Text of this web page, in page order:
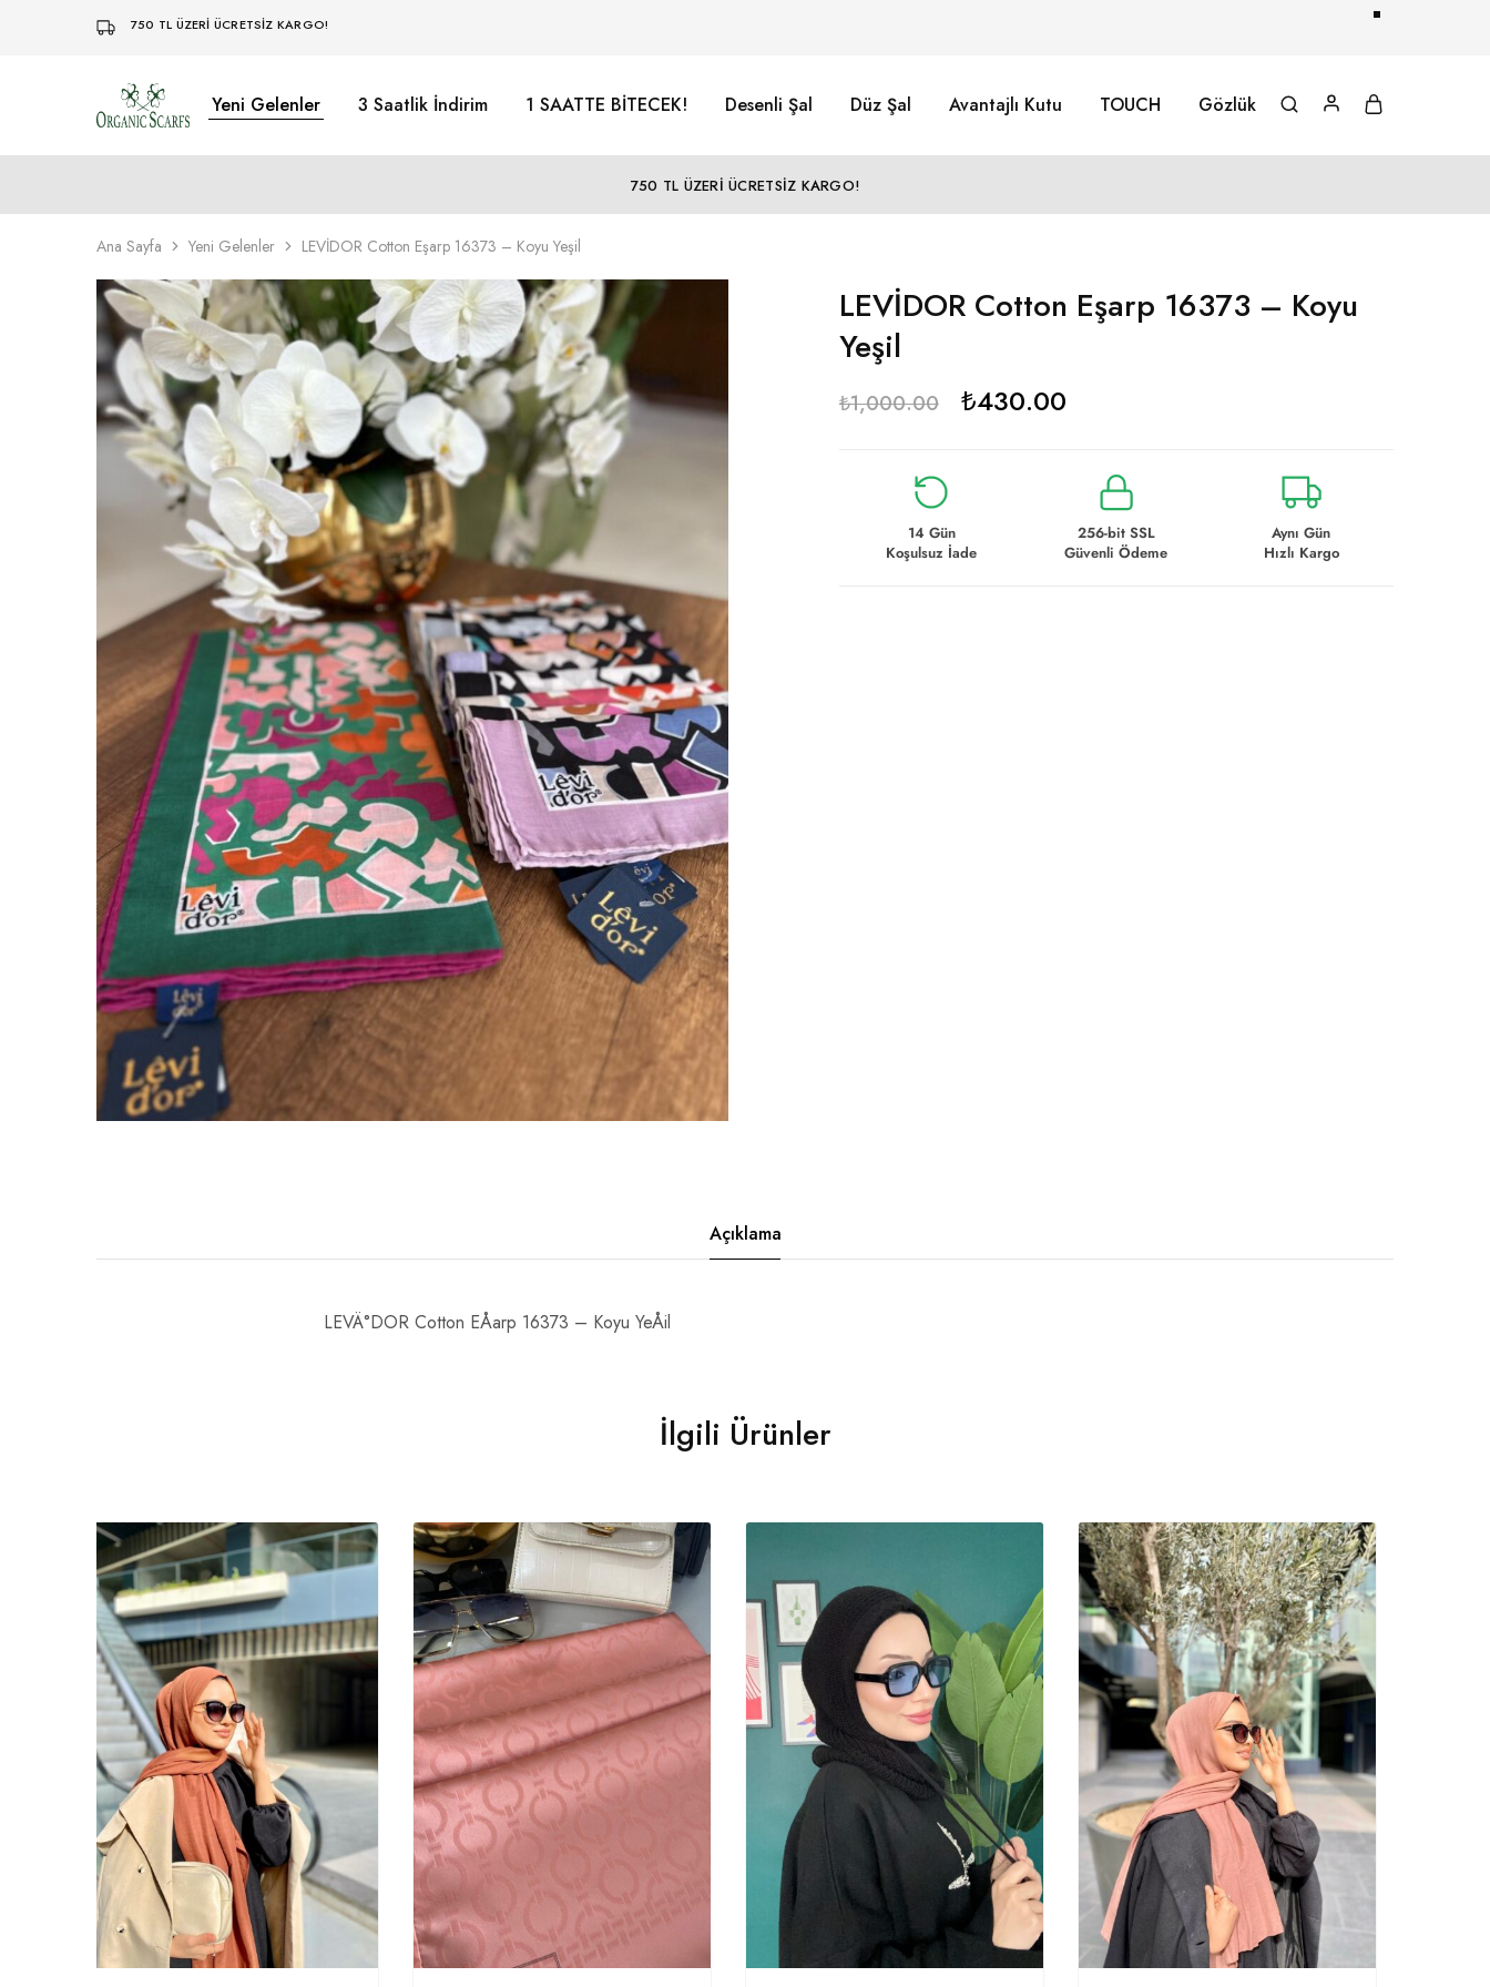
750 TL ÜZERİ ÜCRETSİZ KARGO!
Organikscarf Yeni Gelenler 3 Saatlik İndirim 1 SAATTE BİTECEK! Desenli Şal Düz Şal Avantajlı Kutu TOUCH Gözlük
750 TL ÜZERİ ÜCRETSİZ KARGO!
Ana Sayfa Yeni Gelenler LEVİDOR Cotton Eşarp 16373 – Koyu Yeşil
LEVİDOR Cotton Eşarp 16373 – Koyu
Yeşil
₺1,000.00 ₺430.00
14 Gün
Koşulsuz İade
256-bit SSL
Güvenli Ödeme
Aynı Gün
Hızlı Kargo
Açıklama
LEVÄ°DOR Cotton EÅarp 16373 – Koyu YeÅil
İlgili Ürünler